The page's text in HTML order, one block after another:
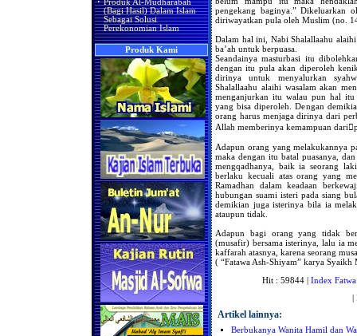
· Produk Al-Mudharabah
(Bagi Hasil) Dalam Islam
Sebagai Solusi
Perekonomian Islam
Produk Kami
pengekang baginya.” Dikeluarkan
diriwayatkan pula oleh Muslim (no.
Dalam hal ini, Nabi Shalallaahu
ba’ah untuk berpuasa.
Seandainya masturbasi itu
dengan itu pula akan diperoleh
dirinya untuk menyalurkan
Shalallaahu alaihi wasalam akan
menganjurkan itu walau pun hal
yang bisa diperoleh. Dengan
orang harus menjaga dirinya dari
Allah memberinya kemampuan
Adapun orang yang melakukannya
maka dengan itu batal puasanya,
mengqadhanya, baik ia seorang
berlaku kecuali atas orang yang
Ramadhan dalam keadaan
hubungan suami isteri pada siang
demikian juga isterinya bila ia
ataupun tidak.
Adapun bagi orang yang tidak
(musafir) bersama isterinya, lalu ia
kaffarah atasnya, karena seorang
( “Fatawa Ash-Shiyam” karya
Hit : 59844 | Index Fatwa
Artikel lainnya:
Berbukanya Wanita Hamil dan